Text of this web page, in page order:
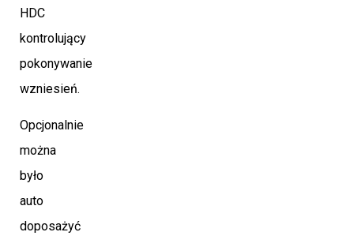
HDC
kontrolujący
pokonywanie
wzniesień.
Opcjonalnie
można
było
auto
doposażyć